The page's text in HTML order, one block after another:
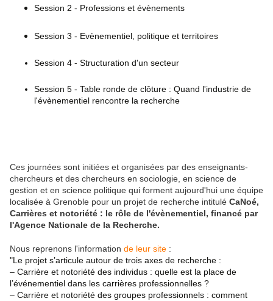
Session 2 - Professions et évènements
Session 3 - Evènementiel, politique et territoires
Session 4 - Structuration d'un secteur
Session 5 - Table ronde de clôture : Quand l'industrie de
l'évènementiel rencontre la recherche
Ces journées sont initiées et organisées par des enseignants-
chercheurs et des chercheurs en sociologie, en science de
gestion et en science politique qui forment aujourd'hui une équipe
localisée à Grenoble pour un projet de recherche intitulé CaNoé,
Carrières et notoriété : le rôle de l'évènementiel, financé par
l'Agence Nationale de la Recherche.
Nous reprenons l'information de leur site :
"Le projet s’articule autour de trois axes de recherche :
– Carrière et notoriété des individus : quelle est la place de
l’événementiel dans les carrières professionnelles ?
– Carrière et notoriété des groupes professionnels : comment